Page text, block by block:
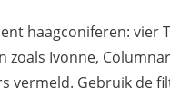
wij…haagconiferen: vier
zoals Ivonne,
vermeld. Gebruik de